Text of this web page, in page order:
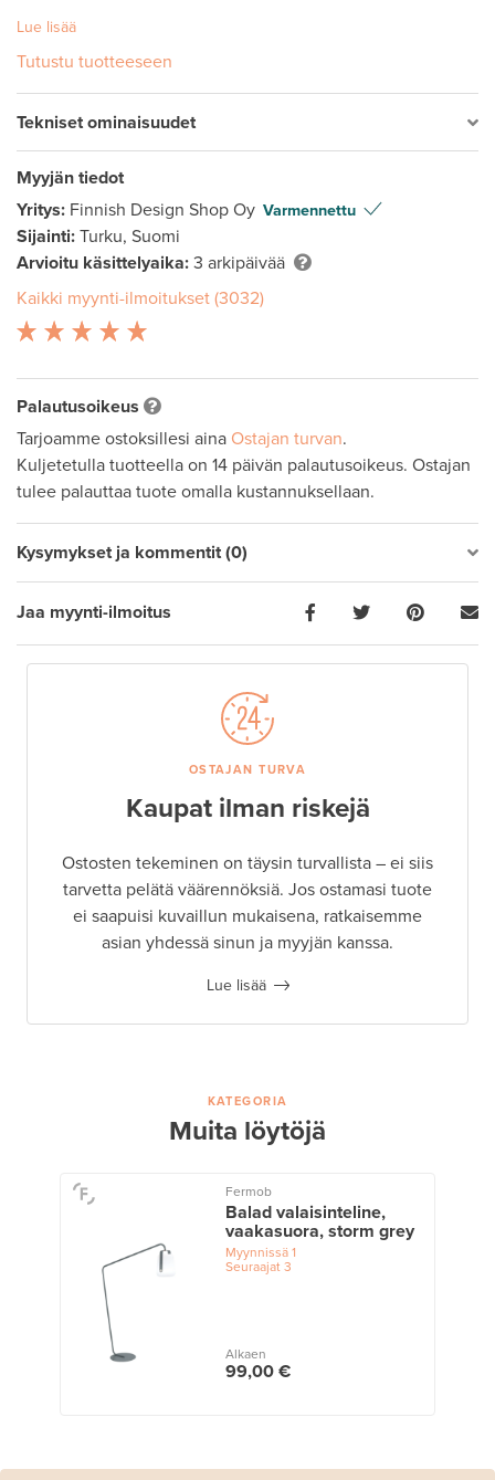
Lue lisää
Tutustu tuotteeseen
Tekniset ominaisuudet
Myyjän tiedot
Yritys: Finnish Design Shop Oy Varmennettu
Sijainti: Turku, Suomi
Arvioitu käsittelyaika: 3 arkipäivää
Kaikki myynti-ilmoitukset (3032)
Palautusoikeus
Tarjoamme ostoksillesi aina Ostajan turvan.
Kuljetetulla tuotteella on 14 päivän palautusoikeus. Ostajan
tulee palauttaa tuote omalla kustannuksellaan.
Kysymykset ja kommentit (0)
Jaa myynti-ilmoitus
OSTAJAN TURVA
Kaupat ilman riskejä
Ostosten tekeminen on täysin turvallista – ei siis
tarvetta pelätä väärennöksiä. Jos ostamasi tuote
ei saapuisi kuvaillun mukaisena, ratkaisemme
asian yhdessä sinun ja myyjän kanssa.
Lue lisää
KATEGORIA
Muita löytöjä
Fermob
Balad valaisinteline,
vaakasuora, storm grey
Myynnissä1
Seuraajat 3
Alkaen
99,00 €